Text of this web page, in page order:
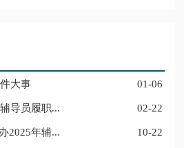
大事 01-06
导员履职... 02-22
2025年辅... 10-22